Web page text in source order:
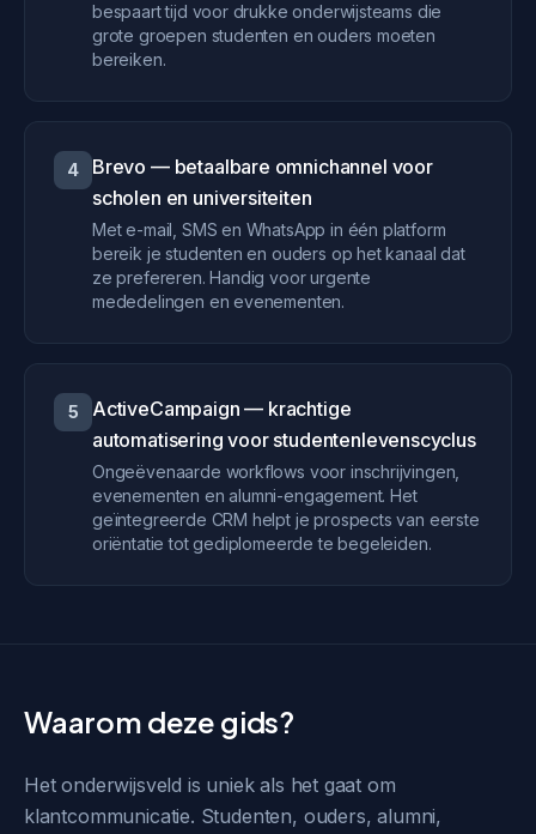
bespaart tijd voor drukke onderwijsteams die
grote groepen studenten en ouders moeten
bereiken.
4
Brevo — betaalbare omnichannel voor
scholen en universiteiten
Met e-mail, SMS en WhatsApp in één platform
bereik je studenten en ouders op het kanaal dat
ze prefereren. Handig voor urgente
mededelingen en evenementen.
5
ActiveCampaign — krachtige
automatisering voor studentenlevenscyclus
Ongeëvenaarde workflows voor inschrijvingen,
evenementen en alumni-engagement. Het
geïntegreerde CRM helpt je prospects van eerste
oriëntatie tot gediplomeerde te begeleiden.
Waarom deze gids?
Het onderwijsveld is uniek als het gaat om
klantcommunicatie. Studenten, ouders, alumni,